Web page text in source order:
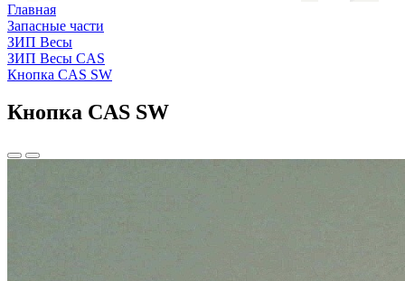
Главная
Запасные части
ЗИП Весы
ЗИП Весы CAS
Кнопка CAS SW
Кнопка CAS SW